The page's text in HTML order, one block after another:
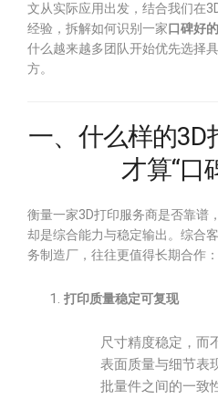
文从实际应用出发，结合我们在
经验，拆解如何识别一家口碑好
什么越来越多团队开始优先选择
方。
一、什么样的3D
才算“口
衡量一家3D打印服务商是否靠谱
却是综合能力与稳定输出。综合
务制造厂，往往更值得长期合作：
打印质量稳定可复现
尺寸精度稳定，而
表面质量与细节表
批量件之间的一致